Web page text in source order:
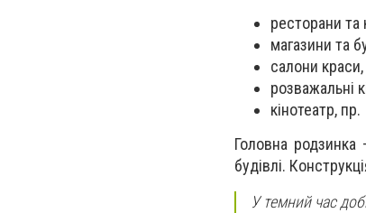
ресторани та
магазини та
салони краси,
розважальні
кінотеатр, пр.
Головна
будівлі.
У темний час